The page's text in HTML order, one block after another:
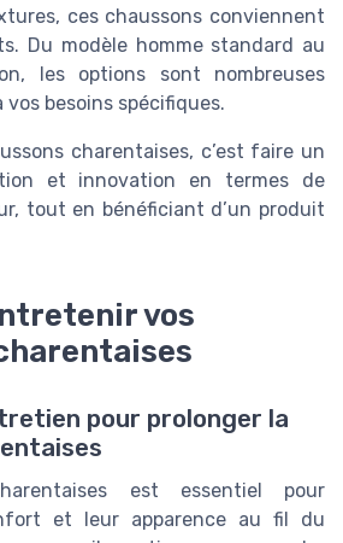
ces chaussons conviennent
Du modèle homme standard au
les options sont nombreuses
vos besoins spécifiques.
charentaises, c’est faire un
et innovation en termes de
tout en bénéficiant d’un produit
vos
pour prolonger la
est essentiel pour
et leur apparence au fil du